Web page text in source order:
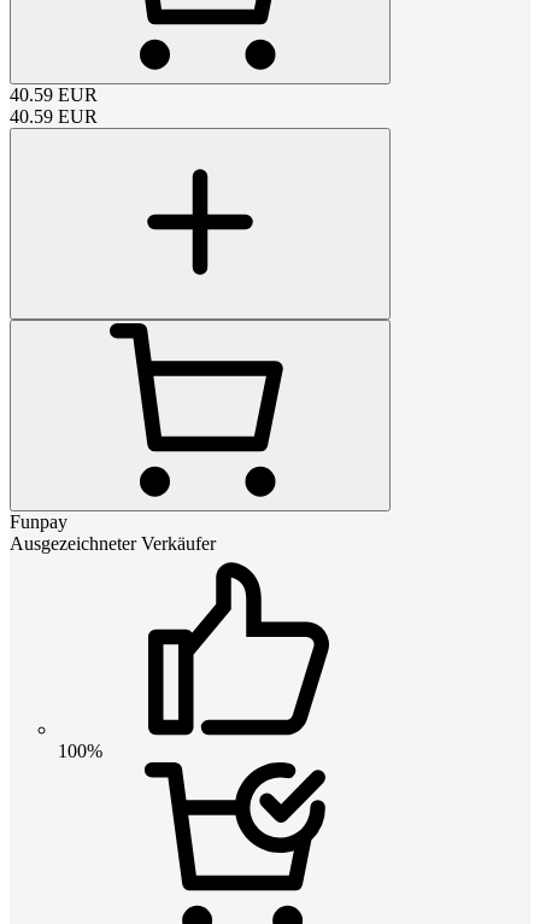
40.59 EUR
40.59 EUR
Funpay
Ausgezeichneter Verkäufer
100%